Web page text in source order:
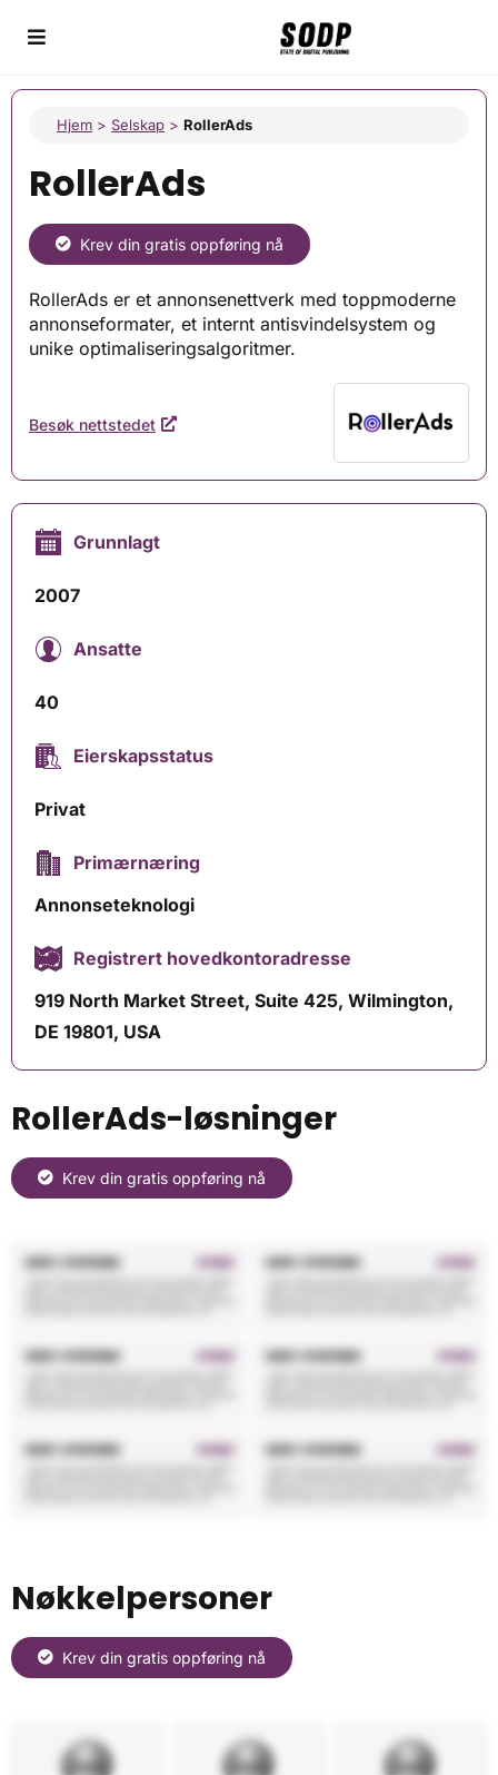
Hjem > Selskap > RollerAds
RollerAds
Krev din gratis oppføring nå
RollerAds er et annonsenettverk med toppmoderne
annonseformater, et internt antisvindelsystem og
unike optimaliseringsalgoritmer.
Besøk nettstedet
Grunnlagt
2007
Ansatte
40
Eierskapsstatus
Privat
Primærnæring
Annonseteknologi
Registrert hovedkontoradresse
919 North Market Street, Suite 425, Wilmington,
DE 19801, USA
RollerAds-løsninger
Krev din gratis oppføring nå
Nøkkelpersoner
Krev din gratis oppføring nå